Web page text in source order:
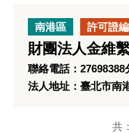
南港區 許可證
財團法人金維
聯絡電話：27698388
法人地址：臺北市南
共：